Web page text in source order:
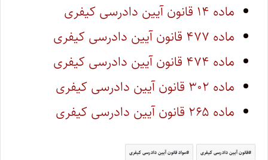
ماده ۱۴ قانون آیین دادرسی کیفری
ماده ۴۷۷ قانون آیین دادرسی کیفری
ماده ۴۷۴ قانون آیین دادرسی کیفری
ماده ۳۰۲ قانون آیین دادرسی کیفری
ماده ۲۶۵ قانون آیین دادرسی کیفری
قانون آیین دادرسی کیفری مواد قانون آیین دادرسی کیفری